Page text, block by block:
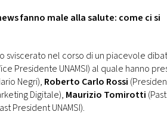
fanno male alla salute: come ci si
sviscerato nel corso di un piacevole
Presidente UNAMSI) al quale hanno
Negri), Roberto Carlo Rossi
Digitale), Maurizio Tomirotti (Past
President UNAMSI).